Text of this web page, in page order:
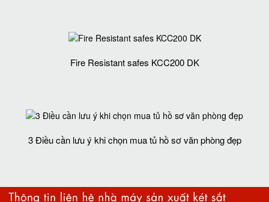
Fire Resistant safes KCC200 DK
3 Điều cần lưu ý khi chọn mua tủ hồ sơ văn phòng đẹp